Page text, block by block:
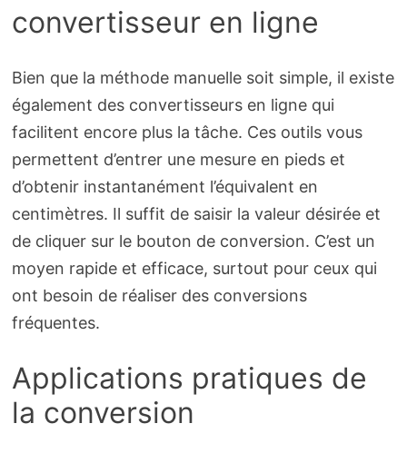
convertisseur en ligne
Bien que la méthode manuelle soit simple, il existe
également des convertisseurs en ligne qui
facilitent encore plus la tâche. Ces outils vous
permettent d’entrer une mesure en pieds et
d’obtenir instantanément l’équivalent en
centimètres. Il suffit de saisir la valeur désirée et
de cliquer sur le bouton de conversion. C’est un
moyen rapide et efficace, surtout pour ceux qui
ont besoin de réaliser des conversions
fréquentes.
Applications pratiques de
la conversion